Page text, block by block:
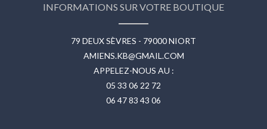
INFORMATIONS SUR VOTRE BOUTIQUE
79 DEUX SÈVRES - 79000 NIORT
AMIENS.KB@GMAIL.COM
APPELEZ-NOUS AU :
05 33 06 22 72
06 47 83 43 06